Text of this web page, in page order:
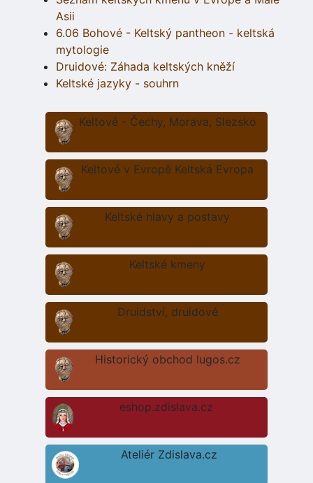
Asii
6.06 Bohové - Keltský pantheon - keltská
mytologie
Druidové: Záhada keltských kněží
Keltské jazyky - souhrn
Keltové - Čechy, Morava, Slezsko
Keltové v Evropě Keltská Evropa
Keltské hlavy a postavy
Keltské kmeny
Druidství, druidové
Historický obchod lugos.cz
eshop.zdislava.cz
Ateliér Zdislava.cz